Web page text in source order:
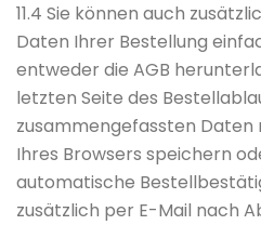
11.4 Sie können auch
Daten Ihrer Bestellung
entweder die AGB
letzten Seite des
zusammengefassten Daten
Ihres Browsers speichern
automatische
zusätzlich per E-Mail nach